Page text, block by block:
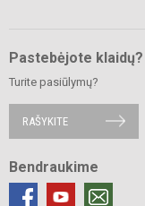
Pastebėjote klaidų?
Turite pasiūlymų?
RAŠYKITE
Bendraukime